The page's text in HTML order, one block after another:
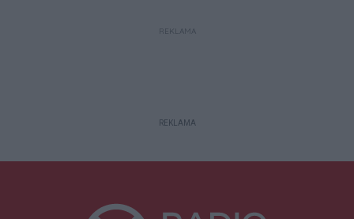
REKLAMA
REKLAMA